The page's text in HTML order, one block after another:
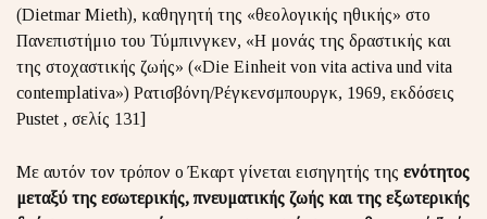
(Dietmar Mieth), καθηγητή της «θεολογικής ηθικής» στο
Πανεπιστήμιο του Τύμπινγκεν, «Η μονάς της δραστικής και
της στοχαστικής ζωής» («Die Einheit von vita activa und vita
contemplativa») Ρατισβόνη/Ρέγκενσμπουργκ, 1969, εκδόσεις
Pustet , σελίς 131]
Με αυτόν τον τρόπον ο Έκαρτ γίνεται εισηγητής της ενότητος
μεταξύ της εσωτερικής, πνευματικής ζωής και της εξωτερικής